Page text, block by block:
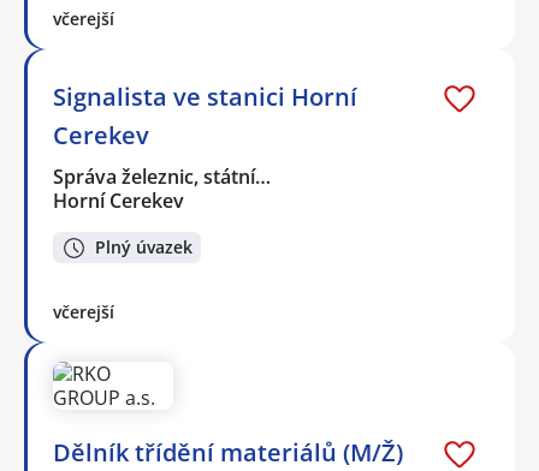
včerejší
Signalista ve stanici Horní
Cerekev
Správa železnic, státní…
Horní Cerekev
Plný úvazek
včerejší
Dělník třídění materiálů (M/Ž)